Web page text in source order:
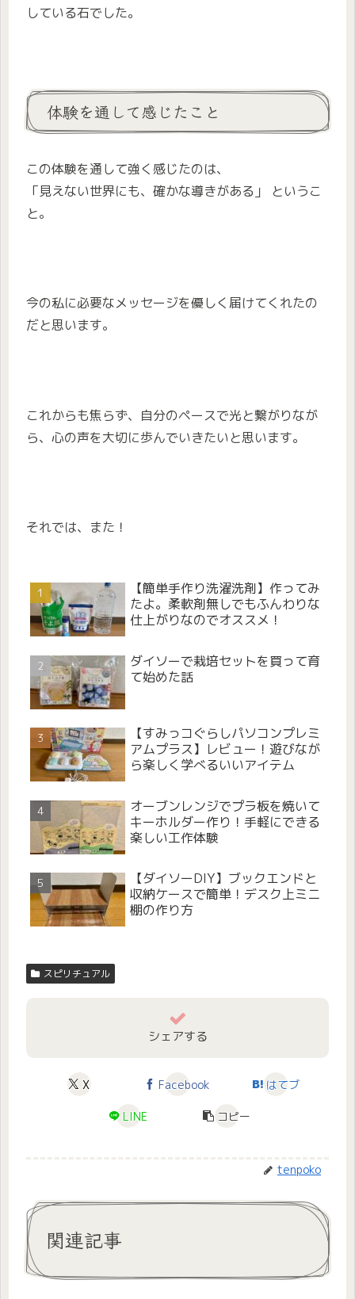
している石でした。
体験を通して感じたこと
この体験を通して強く感じたのは、
「見えない世界にも、確かな導きがある」 というこ
と。
今の私に必要なメッセージを優しく届けてくれたの
だと思います。
これからも焦らず、自分のペースで光と繋がりなが
ら、心の声を大切に歩んでいきたいと思います。
それでは、また！
【簡単手作り洗濯洗剤】作ってみ
たよ。柔軟剤無しでもふんわりな
仕上がりなのでオススメ！
ダイソーで栽培セットを買って育
て始めた話
【すみっコぐらしパソコンプレミ
アムプラス】レビュー！遊びなが
ら楽しく学べるいいアイテム
オーブンレンジでプラ板を焼いて
キーホルダー作り！手軽にできる
楽しい工作体験
【ダイソーDIY】ブックエンドと
収納ケースで簡単！デスク上ミニ
棚の作り方
スピリチュアル
シェアする
X Facebook はてブ
LINE コピー
tenpoko
関連記事